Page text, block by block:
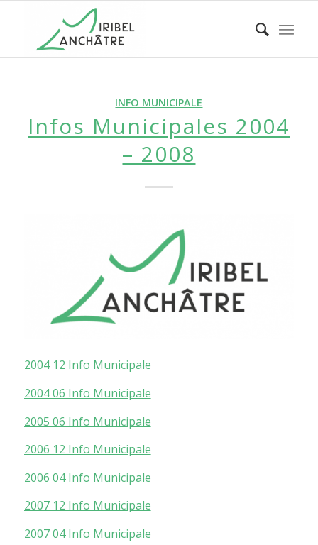
INFO MUNICIPALE
Infos Municipales 2004
– 2008
2004 12 Info Municipale
2004 06 Info Municipale
2005 06 Info Municipale
2006 12 Info Municipale
2006 04 Info Municipale
2007 12 Info Municipale
2007 04 Info Municipale